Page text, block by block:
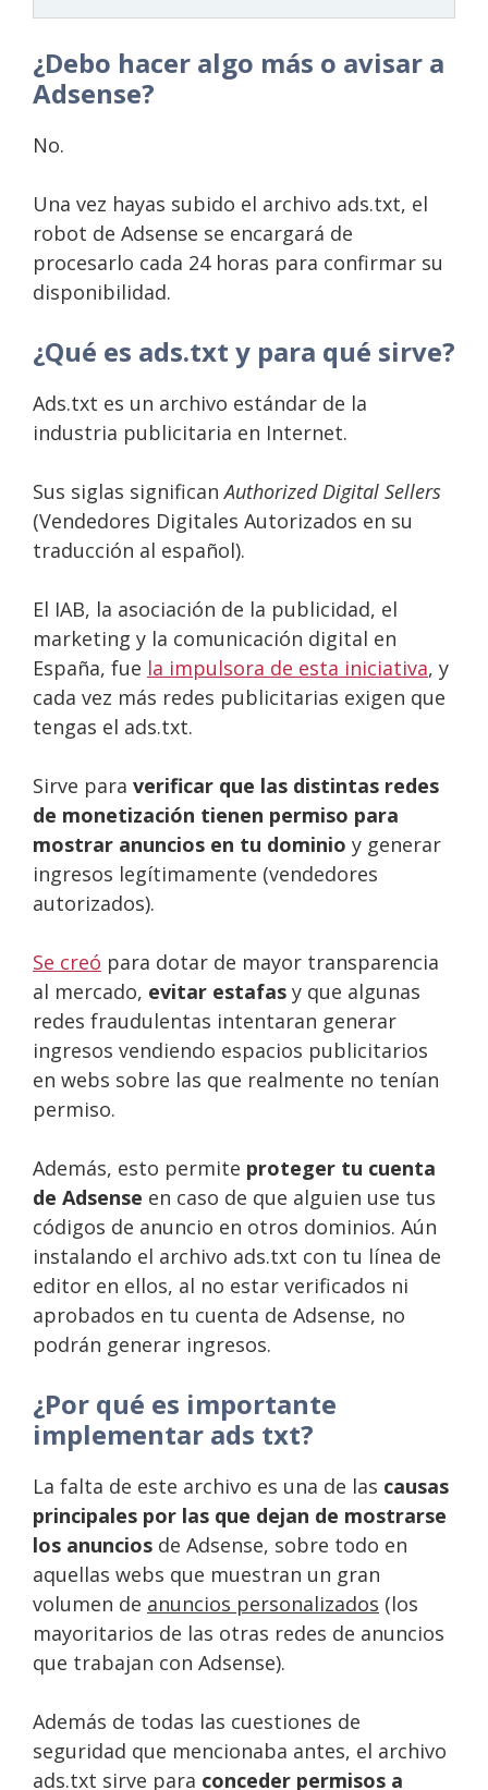
¿Debo hacer algo más o avisar a
Adsense?
No.
Una vez hayas subido el archivo ads.txt, el
robot de Adsense se encargará de
procesarlo cada 24 horas para confirmar su
disponibilidad.
¿Qué es ads.txt y para qué sirve?
Ads.txt es un archivo estándar de la
industria publicitaria en Internet.
Sus siglas significanAuthorized Digital Sellers
(Vendedores Digitales Autorizados en su
traducción al español).
El IAB, la asociación de la publicidad, el
marketing y la comunicación digital en
España, fue la impulsora de esta iniciativa, y
cada vez más redes publicitarias exigen que
tengas el ads.txt.
Sirve para verificar que las distintas redes
de monetización tienen permiso para
mostrar anuncios en tu dominio y generar
ingresos legítimamente (vendedores
autorizados).
Se creó para dotar de mayor transparencia
al mercado, evitar estafas y que algunas
redes fraudulentas intentaran generar
ingresos vendiendo espacios publicitarios
en webs sobre las que realmente no tenían
permiso.
Además, esto permite proteger tu cuenta
de Adsense en caso de que alguien use tus
códigos de anuncio en otros dominios. Aún
instalando el archivo ads.txt con tu línea de
editor en ellos, al no estar verificados ni
aprobados en tu cuenta de Adsense, no
podrán generar ingresos.
¿Por qué es importante
implementar ads txt?
La falta de este archivo es una de las causas
principales por las que dejan de mostrarse
los anuncios de Adsense, sobre todo en
aquellas webs que muestran un gran
volumen de anuncios personalizados (los
mayoritarios de las otras redes de anuncios
que trabajan con Adsense).
Además de todas las cuestiones de
seguridad que mencionaba antes, el archivo
ads.txt sirve para conceder permisos a